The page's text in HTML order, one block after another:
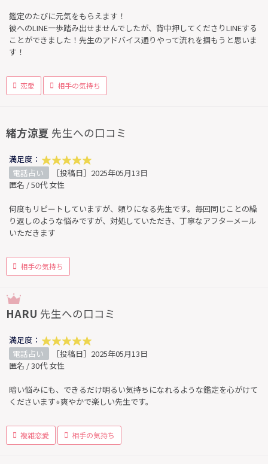
鑑定のたびに元気をもらえます！
彼へのLINE一歩踏み出せませんでしたが、背中押してくださりLINEする
ことができました！先生のアドバイス通りやって流れを掴もうと思いま
す！
恋愛 相手の気持ち
緒方涼夏 先生への口コミ
満足度：
電話占い
［投稿日］2025年05月13日
匿名 / 50代 女性
何度もリピートしていますが、頼りになる先生です。毎回同じことの繰
り返しのような悩みですが、対処していただき、丁寧なアフターメール
いただきます
相手の気持ち
HARU 先生への口コミ
満足度：
電話占い
［投稿日］2025年05月13日
匿名 / 30代 女性
暗い悩みにも、できるだけ明るい気持ちになれるような鑑定を心がけて
くださいます⭐︎爽やかで楽しい先生です。
複雑恋愛 相手の気持ち